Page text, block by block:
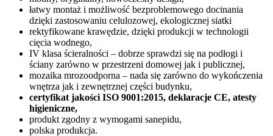
łatwy montaż i możliwość bezproblemowego docinania
dzięki zastosowaniu celulozowej, ekologicznej siatki
rektyfikowane krawędzie, dzięki produkcji w technologii
cięcia wodnego,
IV klasa ścieralności – dobrze sprawdzi się na podłogi i
ściany zarówno w przestrzeni domowej jak i publicznej,
mozaika mrozoodporna – nada się zarówno do wykończenia
wnętrza jak i zewnętrznej części budynku,
certyfikat jakości ISO 9001:2015, deklaracje CE, atesty
higieniczne,
produkt zgodny z wymogami sanepidu,
polska produkcja.